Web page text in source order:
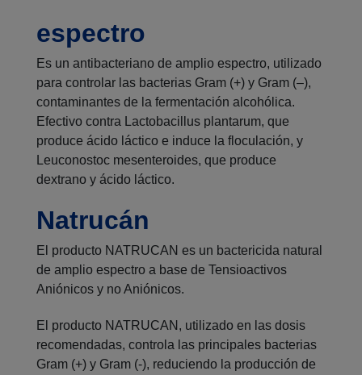
espectro
Es un antibacteriano de amplio espectro, utilizado
para controlar las bacterias Gram (+) y Gram (–),
contaminantes de la fermentación alcohólica.
Efectivo contra Lactobacillus plantarum, que
produce ácido láctico e induce la floculación, y
Leuconostoc mesenteroides, que produce
dextrano y ácido láctico.
Natrucán
El producto NATRUCAN es un bactericida natural
de amplio espectro a base de Tensioactivos
Aniónicos y no Aniónicos.
El producto NATRUCAN, utilizado en las dosis
recomendadas, controla las principales bacterias
Gram (+) y Gram (-), reduciendo la producción de